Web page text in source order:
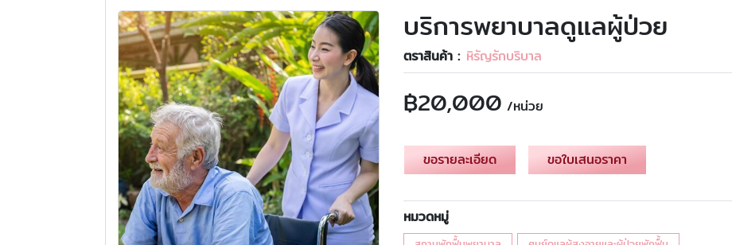
บริการพยาบาลดูแลผู้ป่วย
ตราสินค้า : หิรัญรักบริบาล
฿20,000 /หน่วย
ขอรายละเอียด ขอใบเสนอราคา
หมวดหมู่